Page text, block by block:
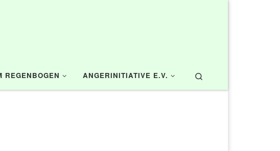
REGENBOGEN ANGERINITIATIVE E.V.